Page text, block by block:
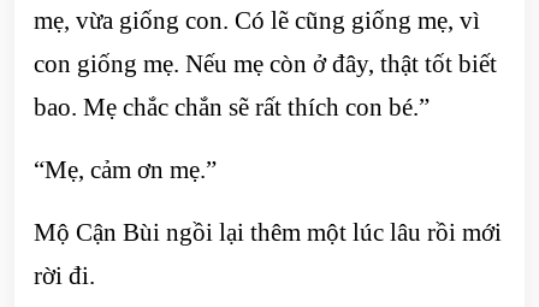
mẹ, vừa giống con. Có lẽ cũng giống mẹ, vì
con giống mẹ. Nếu mẹ còn ở đây, thật tốt biết
bao. Mẹ chắc chắn sẽ rất thích con bé.”
“Mẹ, cảm ơn mẹ.”
Mộ Cận Bùi ngồi lại thêm một lúc lâu rồi mới
rời đi.